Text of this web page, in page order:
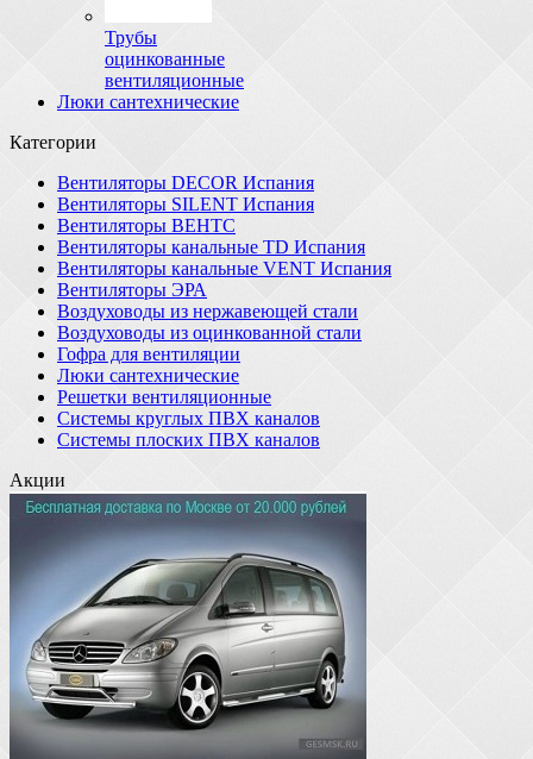
Трубы
оцинкованные
вентиляционные
Люки сантехнические
Категории
Вентиляторы DECOR Испания
Вентиляторы SILENT Испания
Вентиляторы ВЕНТС
Вентиляторы канальные TD Испания
Вентиляторы канальные VENT Испания
Вентиляторы ЭРА
Воздуховоды из нержавеющей стали
Воздуховоды из оцинкованной стали
Гофра для вентиляции
Люки сантехнические
Решетки вентиляционные
Системы круглых ПВХ каналов
Системы плоских ПВХ каналов
Акции